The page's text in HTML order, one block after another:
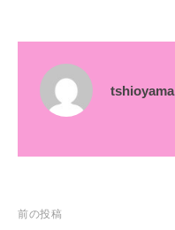
tshioyama
投
前の投稿